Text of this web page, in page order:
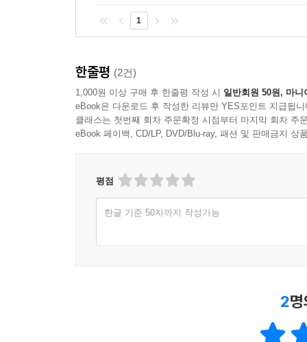
1
한줄평 (2건)
1,000원 이상 구매 후 한줄평 작성 시 일반회원 50원, 마니
eBook은 다운로드 후 작성한 리뷰만 YES포인트 지급됩니
클래스는 첫번째 회차 주문확정 시점부터 마지막 회차 주
eBook 페이백, CD/LP, DVD/Blu-ray, 패션 및 판매금지 상
평점
한글 기준 50자까지 작성가능
2